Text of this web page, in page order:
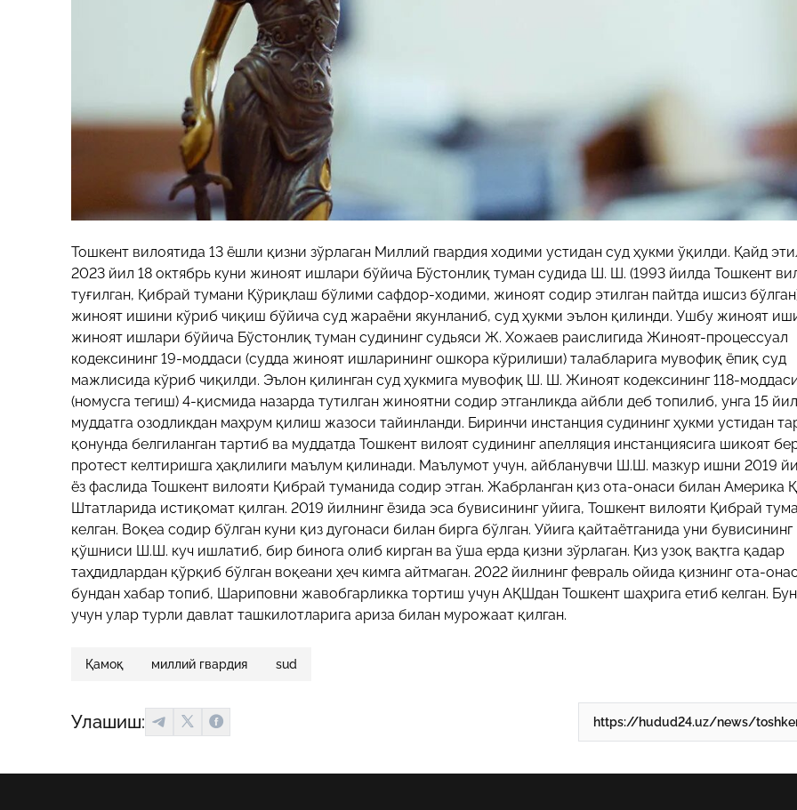
Тошкент вилоятида 13 ёшли қизни зўрлаган Миллий гвардия ходими устидан суд ҳукми ўқилди. Қайд
2023 йил 18 октябрь куни жиноят ишлари бўйича Бўстонлиқ туман судида Ш. Ш. (1993 йилда Тошкент
туғилган, Қибрай тумани Қўриқлаш бўлими сафдор-ходими, жиноят содир этилган пайтда ишсиз
жиноят ишини кўриб чиқиш бўйича суд жараёни якунланиб, суд ҳукми эълон қилинди. Ушбу жиноят
жиноят ишлари бўйича Бўстонлиқ туман судининг судьяси Ж. Хожаев раислигида Жиноят-процессуал
кодексининг 19-моддаси (судда жиноят ишларининг ошкора кўрилиши) талабларига мувофиқ ёпиқ суд
мажлисида кўриб чиқилди. Эълон қилинган суд ҳукмига мувофиқ Ш. Ш. Жиноят кодексининг 118-
(номусга тегиш) 4-қисмида назарда тутилган жиноятни содир этганликда айбли деб топилиб, унга 15 йил
муддатга озодликдан маҳрум қилиш жазоси тайинланди. Биринчи инстанция судининг ҳукми устидан
қонунда белгиланган тартиб ва муддатда Тошкент вилоят судининг апелляция инстанциясига шикоят
протест келтиришга ҳақлилиги маълум қилинади. Маълумот учун, айбланувчи Ш.Ш. мазкур ишни 2019
ёз фаслида Тошкент вилояти Қибрай туманида содир этган. Жабрланган қиз ота-онаси билан Америка
Штатларида истиқомат қилган. 2019 йилнинг ёзида эса бувисининг уйига, Тошкент вилояти Қибрай
келган. Воқеа содир бўлган куни қиз дугонаси билан бирга бўлган. Уйига қайтаётганида уни бувисининг
қўшниси Ш.Ш. куч ишлатиб, бир бинога олиб кирган ва ўша ерда қизни зўрлаган. Қиз узоқ вақтга қадар
таҳдидлардан қўрқиб бўлган воқеани ҳеч кимга айтмаган. 2022 йилнинг февраль ойида қизнинг ота-
бундан хабар топиб, Шариповни жавобгарликка тортиш учун АҚШдан Тошкент шаҳрига етиб келган.
учун улар турли давлат ташкилотларига ариза билан мурожаат қилган.
Қамоқ миллий гвардия sud
Улашиш: